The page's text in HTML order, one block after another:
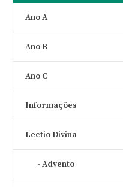
Ano A
Ano B
Ano C
Informações
Lectio Divina
Advento